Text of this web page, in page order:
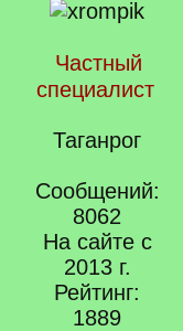
Частный
специалист
Таганрог
Сообщений:
8062
На сайте с
2013 г.
Рейтинг:
1889